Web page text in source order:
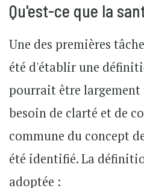
Qu'est-ce que la
Une des premières
été d'établir une
pourrait être
besoin de clarté et de
commune du concept
été identifié. La
adoptée :